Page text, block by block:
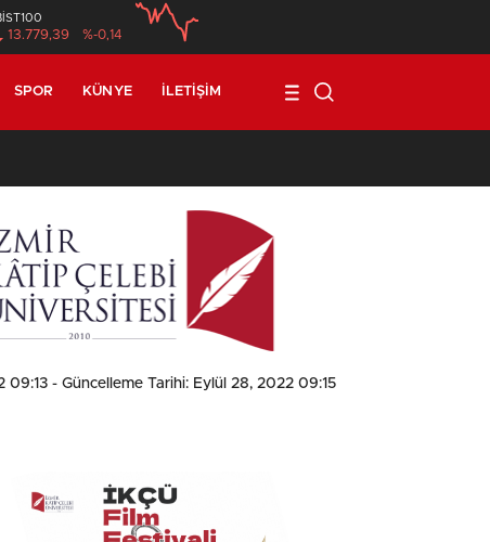
13.779,39 %-0,14
SPOR KÜNYE İLETIŞIM
09:13 - Güncelleme Tarihi: Eylül 28, 2022 09:15